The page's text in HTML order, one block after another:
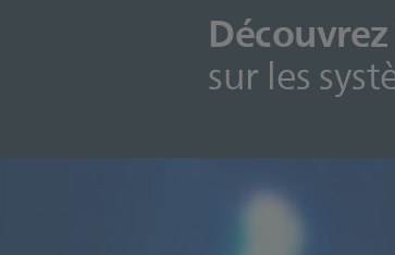
sur les